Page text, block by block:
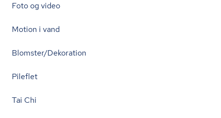
Foto og video
Motion i vand
Blomster/Dekoration
Pileflet
Tai Chi